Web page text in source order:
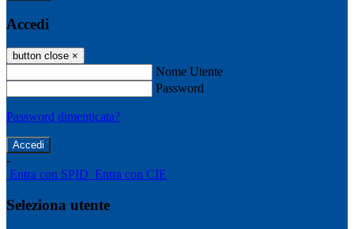
Accedi
button close ×
Nome Utente
Password
Password dimenticata?
-
Entra con SPID Entra con CIE
Seleziona utente